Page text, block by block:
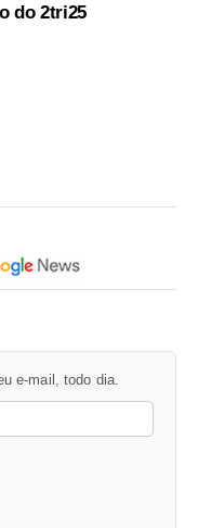
do 2tri25
e-mail, todo dia.